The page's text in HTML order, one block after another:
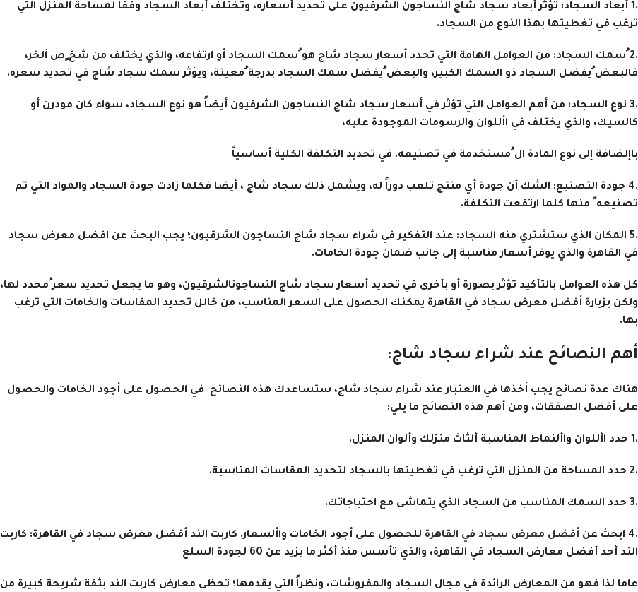
.1 أبعاد السجاد: تؤثر أبعاد سجاد شاج النساجون الشرقيون على تحديد أسعاره، وتختلف أبعاد السجاد وفقاً لمساحة المنزل التي
ترغب في تغطيتها بهذا النوع من السجاد.
.2 ُ سمك السجاد: من العوامل الهامة التي تحدد أسعار سجاد شاج هو ُسمك السجاد أو ارتفاعه، والذي يختلف من شخ ٍص آلخر،
فالبعض ُيفضل السجاد ذو السمك الكبير، والبعض ُيفضل سمك السجاد بدرجة ُمعينة، ويؤثر سمك سجاد شاج في تحديد سعره.
.3 نوع السجاد: من أهم العوامل التي تؤثر في أسعار سجاد شاج النساجون الشرقيون أيضاً هو نوع السجاد، سواء كان مودرن أو
كالسيك، والذي يختلف في األلوان والرسومات الموجودة عليه،
باإلضافة إلى نوع المادة ال ُمستخدمة في تصنيعه. في تحديد التكلفة الكلية أساسياً
.4 جودة التصنيع: الشك أن جودة أي منتج تلعب دوراً له، ويشمل ذلك سجاد شاج ، أيضا فكلما زادت جودة السجاد والمواد التي تم
تصنيعه ً منها كلما ارتفعت التكلفة.
.5 المكان الذي ستشتري منه السجاد: عند التفكير في شراء سجاد شاج النساجون الشرقيون؛ يجب البحث عن افضل معرض سجاد
في القاهرة والذي يوفر أسعار مناسبة إلى جانب ضمان جودة الخامات.
كل هذه العوامل بالتأكيد تؤثر بصورة أو بأخرى في تحديد أسعار سجاد شاج النساجونالشرقيون، وهو ما يجعل تحديد سعر ُمحدد لها،
ولكن بزيارة أفضل معرض سجاد في القاهرة يمكنك الحصول على السعر المناسب، من خالل تحديد المقاسات والخامات التي ترغب
بها.
أهم النصائح عند شراء سجاد شاج:
هناك عدة نصائح يجب أخذها في االعتبار عند شراء سجاد شاج، ستساعدك هذه النصائح في الحصول على أجود الخامات والحصول
على أفضل الصفقات، ومن أهم هذه النصائح ما يلي:
.1 حدد األلوان واألنماط المناسبة ألثاث منزلك وألوان المنزل.
.2 حدد المساحة من المنزل التي ترغب في تغطيتها بالسجاد لتحديد المقاسات المناسبة.
.3 حدد السمك المناسب من السجاد الذي يتماشى مع احتياجاتك.
.4 ابحث عن أفضل معرض سجاد في القاهرة للحصول على أجود الخامات واألسعار. كاربت الند أفضل معرض سجاد في القاهرة: كاربت
الند أحد أفضل معارض السجاد في القاهرة، والذي تأسس منذ أكثر ما يزيد عن 60 لجودة السلع
عاما لذا فهو من المعارض الرائدة في مجال السجاد والمفروشات، ونظراً التي يقدمها؛ تحظى معارض كاربت الند بثقة شريحة كبيرة من